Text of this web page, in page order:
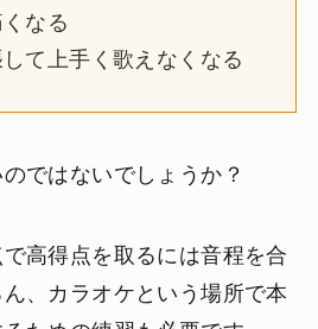
なる
て上手く歌えなくなる
ではないでしょうか？
高得点を取るには音程を合
、カラオケという場所で本